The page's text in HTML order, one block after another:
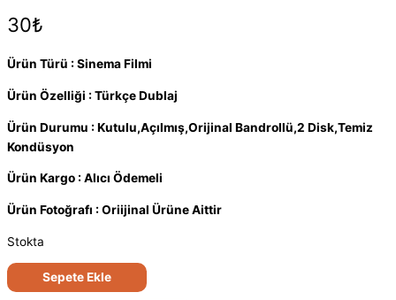
30₺
Ürün Türü : Sinema Filmi
Ürün Özelliği : Türkçe Dublaj
Ürün Durumu : Kutulu,Açılmış,Orijinal Bandrollü,2 Disk,Temiz
Kondüsyon
Ürün Kargo : Alıcı Ödemeli
Ürün Fotoğrafı : Oriijinal Ürüne Aittir
Stokta
Parazit
-
Sepete Ekle